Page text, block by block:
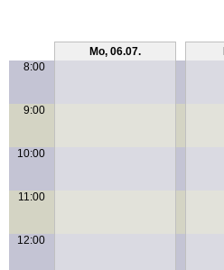
Mo, 06.07.
8:00
9:00
10:00
11:00
12:00